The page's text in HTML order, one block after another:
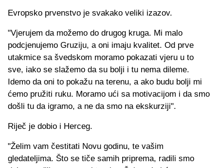
Evropsko prvenstvo je svakako veliki izazov.
"Vjerujem da možemo do drugog kruga. Mi malo
podcjenujemo Gruziju, a oni imaju kvalitet. Od prve
utakmice sa švedskom moramo pokazati vjeru u to
sve, iako se slažemo da su bolji i tu nema dileme.
Idemo da oni to pokažu na terenu, a ako budu bolji mi
ćemo pružiti ruku. Moramo ući sa motivacijom i da smo
došli tu da igramo, a ne da smo na ekskurziji".
Riječ je dobio i Herceg.
"Želim vam čestitati Novu godinu, te vašim
gledateljima. Što se tiče samih priprema, radili smo